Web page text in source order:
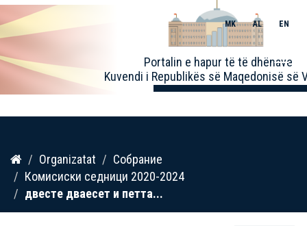
Kalo
përmbajtja
Portalin e hapur të të dhënave
Kuvendi i Republikës së Maqedonisë së
MK AL EN
Toggle
Organizatat
Собрание
Комисиски седници 2020-2024
двестe дваесет и петта...